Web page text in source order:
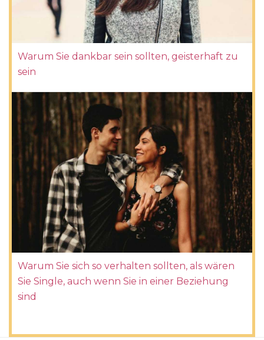
Warum Sie dankbar sein sollten, geisterhaft zu
sein
Warum Sie sich so verhalten sollten, als wären
Sie Single, auch wenn Sie in einer Beziehung
sind